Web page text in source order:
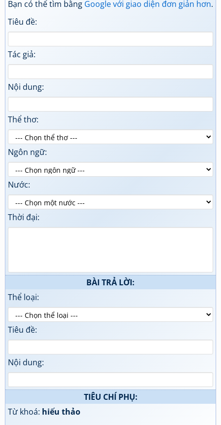
Bạn có thể tìm bằng Google với giao diện đơn giản hơn.
Tiêu đề:
Tác giả:
Nội dung:
Thể thơ:
Ngôn ngữ:
Nước:
Thời đại:
BÀI TRẢ LỜI:
Thể loại:
Tiêu đề:
Nội dung:
TIÊU CHÍ PHỤ:
Từ khoá: hiếu thảo